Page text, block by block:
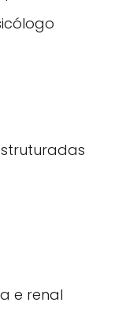
e renal